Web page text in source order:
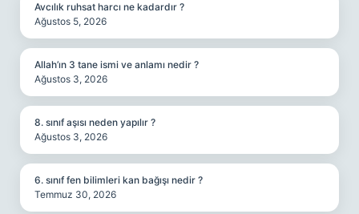
Avcılık ruhsat harcı ne kadardır ?
Ağustos 5, 2026
Allah’ın 3 tane ismi ve anlamı nedir ?
Ağustos 3, 2026
8. sınıf aşısı neden yapılır ?
Ağustos 3, 2026
6. sınıf fen bilimleri kan bağışı nedir ?
Temmuz 30, 2026